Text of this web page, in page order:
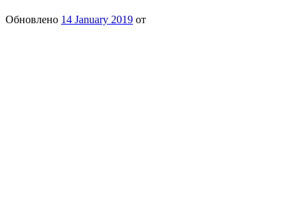
Обновлено 14 January 2019 от